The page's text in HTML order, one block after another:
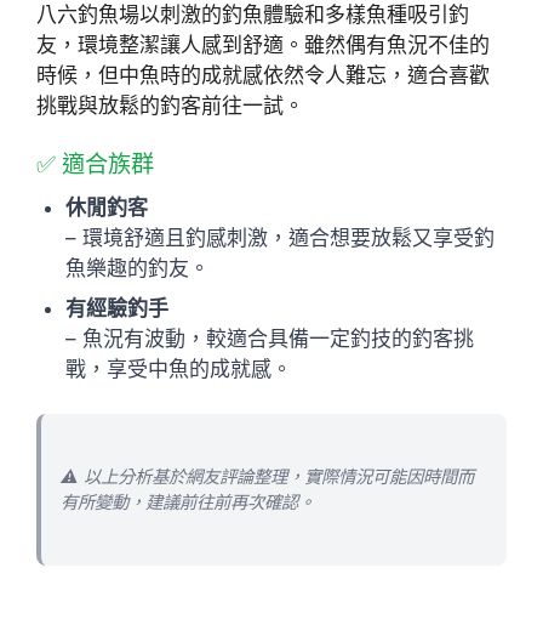
八六釣魚場以刺激的釣魚體驗和多樣魚種吸引釣
友，環境整潔讓人感到舒適。雖然偶有魚況不佳的
時候，但中魚時的成就感依然令人難忘，適合喜歡
挑戰與放鬆的釣客前往一試。
✅ 適合族群
休閒釣客
– 環境舒適且釣感刺激，適合想要放鬆又享受釣
魚樂趣的釣友。
有經驗釣手
– 魚況有波動，較適合具備一定釣技的釣客挑
戰，享受中魚的成就感。
⚠️ 以上分析基於網友評論整理，實際情況可能因時間而
有所變動，建議前往前再次確認。